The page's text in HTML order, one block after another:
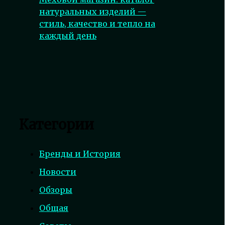
натуральных изделий —
стиль, качество и тепло на
каждый день
Бренды и История
Новости
Обзоры
Общая